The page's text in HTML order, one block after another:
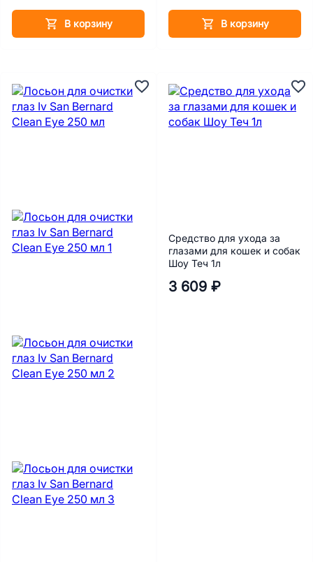
В корзину В корзину
Средство для ухода за
глазами для кошек и собак
Шоу Теч 1л
3 609 ₽